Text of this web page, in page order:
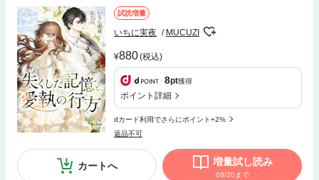
試読増量
いちに実夜 MUCUZI
880(税込)
8pt獲得
ポイント詳細
dカード利用でさらにポイント+2%
返品不可
カートへ 増量試し読み
08/20まで